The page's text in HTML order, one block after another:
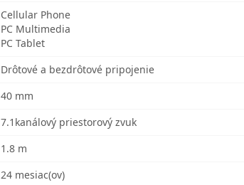
Cellular Phone
PC Multimedia
PC Tablet
Drôtové a bezdrôtové pripojenie
40 mm
7.1kanálový priestorový zvuk
1.8 m
24 mesiac(ov)